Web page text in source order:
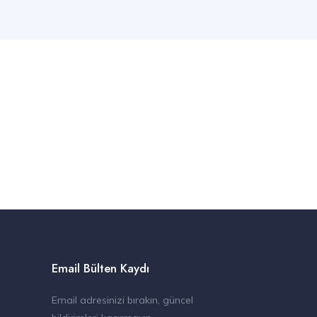
Email Bülten Kaydı
Email adresinizi bırakın, güncel